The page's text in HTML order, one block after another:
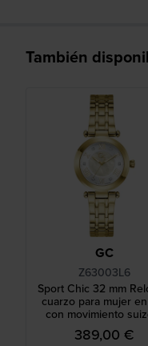
También
GC
Z63003L6
Sport Chic 32 mm
cuarzo para mujer
con movimiento
cristales
389,00 €